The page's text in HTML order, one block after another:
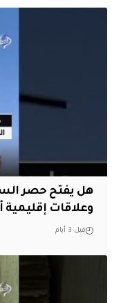
هل يفتح حصر
وعلاقات إقليمية
قبل 3 أيام